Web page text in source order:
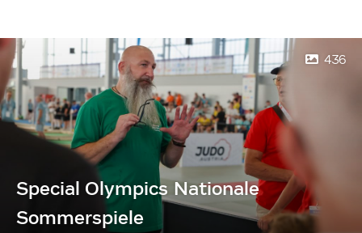
436
Special Olympics Nationale
Sommerspiele